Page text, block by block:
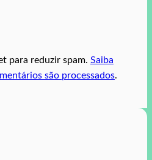
para reduzir spam. Saiba
são processados.